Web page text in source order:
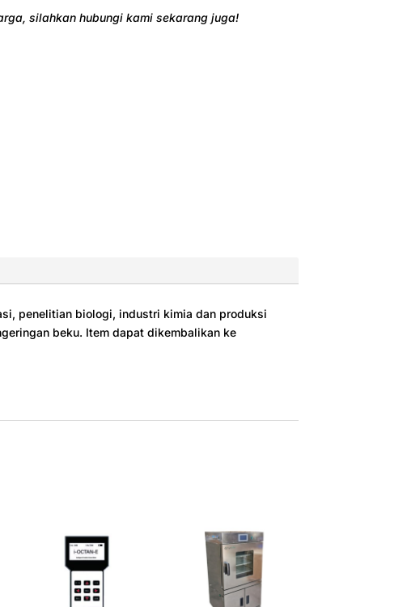
silahkan hubungi kami sekarang juga!
penelitian biologi, industri kimia dan produksi
beku. Item dapat dikembalikan ke